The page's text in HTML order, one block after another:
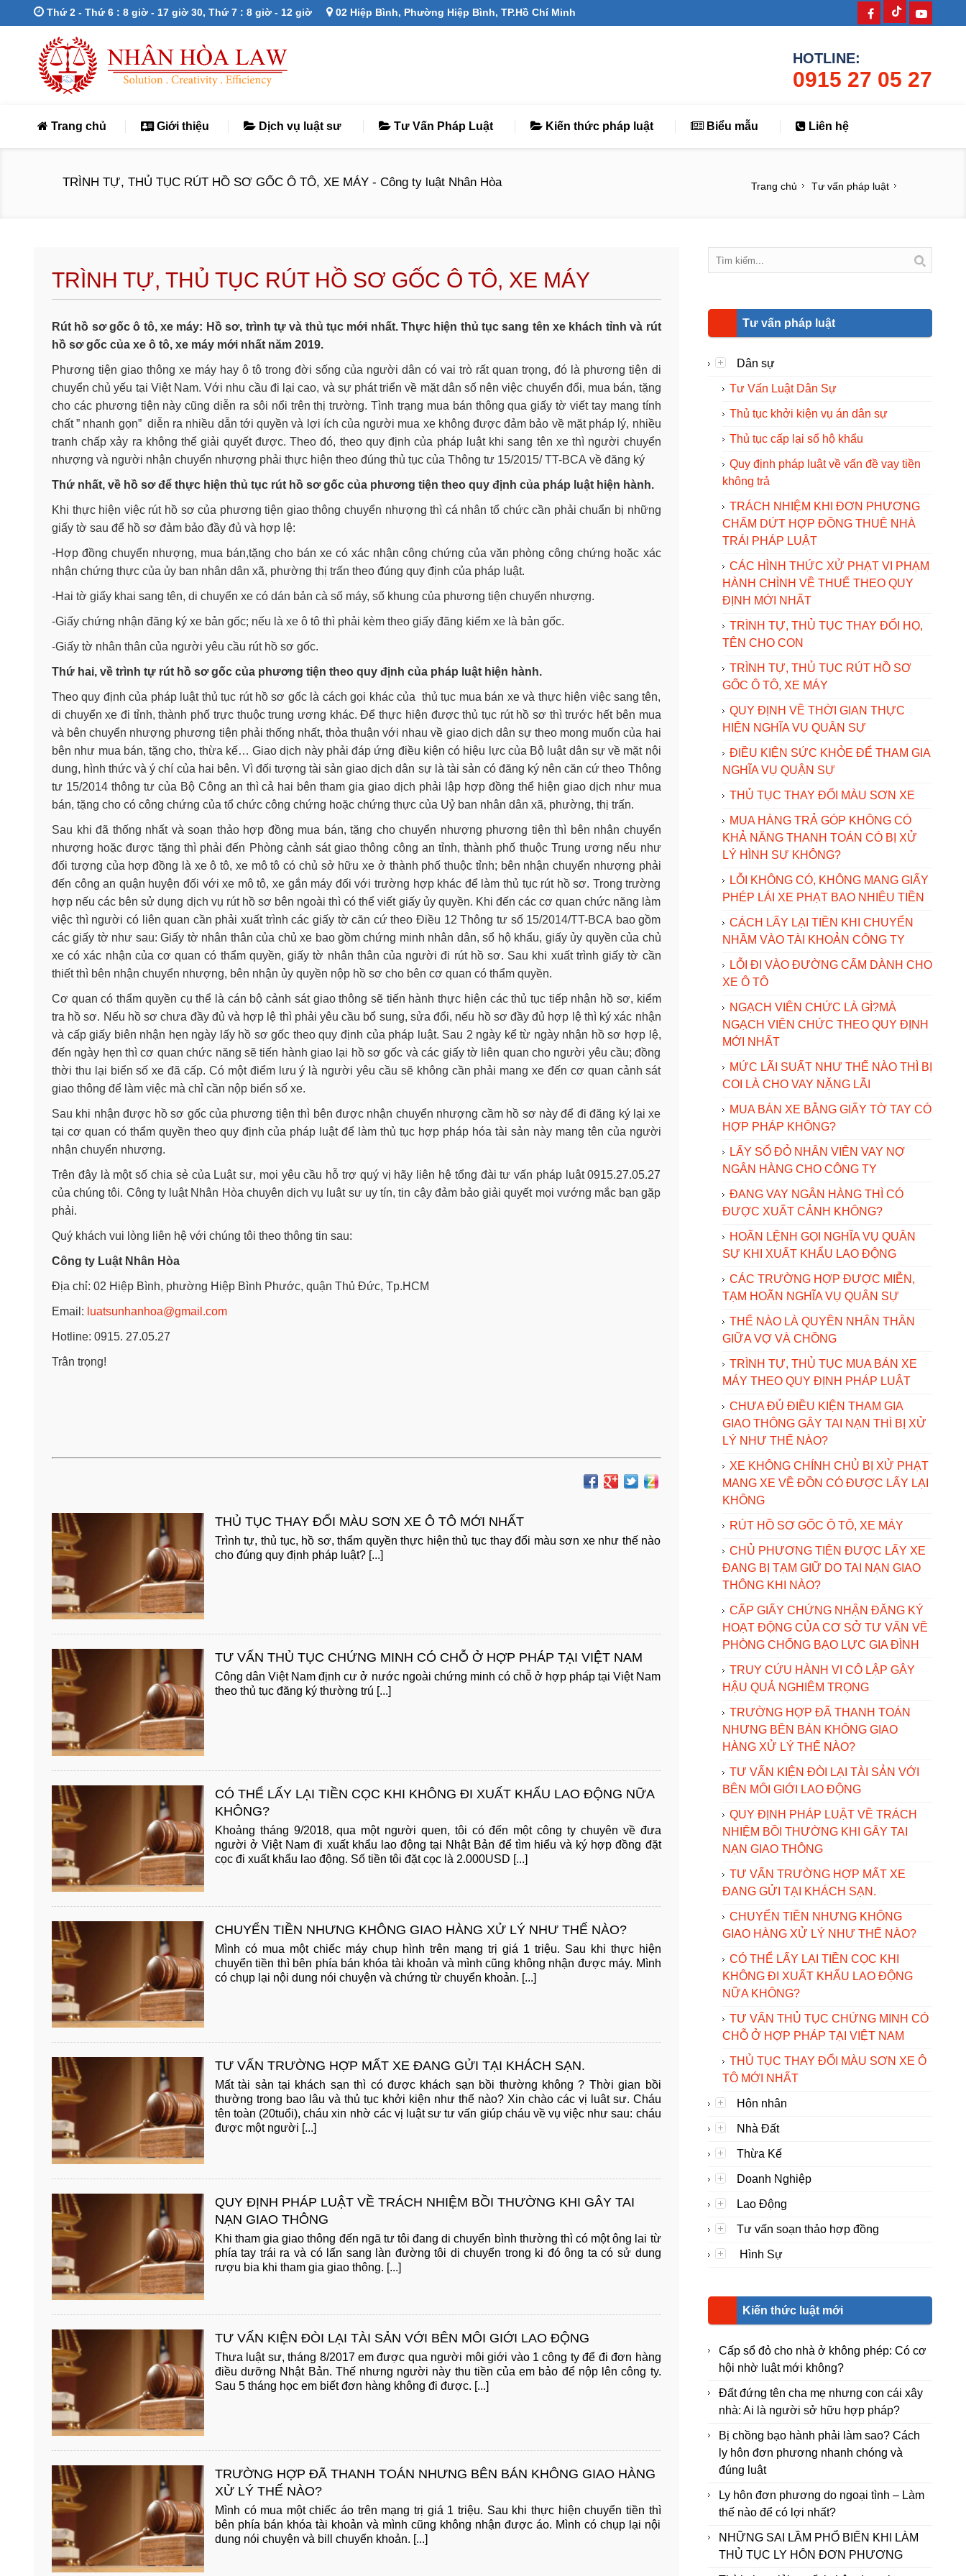
Thứ 2 - Thứ 6 : 8 giờ - 17 giờ 30, Thứ 7 : 8 giờ - 12 giờ 02 Hiệp Bình, Phường Hiệp Bình, TP.Hồ Chí Minh
HOTLINE:
0915 27 05 27
Trang chủ Giới thiệu Dịch vụ luật sư Tư Vấn Pháp Luật Kiến thức pháp luật Biểu mẫu Liên hệ
TRÌNH TỰ, THỦ TỤC RÚT HỒ SƠ GỐC Ô TÔ, XE MÁY - Công ty luật Nhân Hòa Trang chủ Tư vấn pháp luật
TRÌNH TỰ, THỦ TỤC RÚT HỒ SƠ GỐC Ô TÔ, XE MÁY
Rút hồ sơ gốc ô tô, xe máy: Hồ sơ, trình tự và thủ tục mới nhất. Thực hiện thủ tục sang tên xe khách tỉnh và rút
hồ sơ gốc của xe ô tô, xe máy mới nhất năm 2019.
Phương tiện giao thông xe máy hay ô tô trong đời sống của người dân có vai trò rất quan trọng, đó là phương tiện di
chuyển chủ yếu tại Việt Nam. Với nhu cầu đi lại cao, và sự phát triển về mặt dân số nên việc chuyển đổi, mua bán, tặng
cho các phương tiện này cũng diễn ra sôi nổi trên thị trường. Tình trạng mua bán thông qua giấy tờ viết tay mang tính
chất ” nhanh gọn” diễn ra nhiều dẫn tới quyền và lợi ích của người mua xe không được đảm bảo về mặt pháp lý, nhiều
tranh chấp xảy ra không thể giải quyết được. Theo đó, theo quy định của pháp luật khi sang tên xe thì người chuyển
nhượng và người nhận chuyển nhượng phải thực hiện theo đúng thủ tục của Thông tư 15/2015/ TT-BCA về đăng ký
Thứ nhất, về hồ sơ để thực hiện thủ tục rút hồ sơ gốc của phương tiện theo quy định của pháp luật hiện hành.
Khi thực hiện việc rút hồ sơ của phương tiện giao thông chuyển nhượng thì cá nhân tổ chức cần phải chuẩn bị những
giấy tờ sau để hồ sơ đảm bảo đầy đủ và hợp lệ:
-Hợp đồng chuyển nhượng, mua bán,tặng cho bán xe có xác nhận công chứng của văn phòng công chứng hoặc xác
nhận chứng thực của ủy ban nhân dân xã, phường thị trấn theo đúng quy định của pháp luật.
-Hai tờ giấy khai sang tên, di chuyển xe có dán bản cà số máy, số khung của phương tiện chuyển nhượng.
-Giấy chứng nhận đăng ký xe bản gốc; nếu là xe ô tô thì phải kèm theo giấy đăng kiểm xe là bản gốc.
-Giấy tờ nhân thân của người yêu cầu rút hồ sơ gốc.
Thứ hai, về trình tự rút hồ sơ gốc của phương tiện theo quy định của pháp luật hiện hành.
Theo quy định của pháp luật thủ tục rút hồ sơ gốc là cách gọi khác của thủ tục mua bán xe và thực hiện việc sang tên,
di chuyển xe đi tỉnh, thành phố trực thuộc trung ương khác. Để thực hiện được thủ tục rút hồ sơ thì trước hết bên mua
và bên chuyển nhượng phương tiện phải thống nhất, thỏa thuận với nhau về giao dịch dân sự theo mong muốn của hai
bên như mua bán, tặng cho, thừa kế… Giao dịch này phải đáp ứng điều kiện có hiệu lực của Bộ luật dân sự về mặt nội
dung, hình thức và ý chí của hai bên. Vì đối tượng tài sản giao dịch dân sự là tài sản có đăng ký nên căn cứ theo Thông
tư 15/2014 thông tư của Bộ Công an thì cả hai bên tham gia giao dịch phải lập hợp đồng thể hiện giao dịch như mua
bán, tặng cho có công chứng của tổ chức công chứng hoặc chứng thực của Uỷ ban nhân dân xã, phường, thị trấn.
Sau khi đã thống nhất và soạn thảo hợp đồng mua bán, tặng cho chuyển nhượng phương tiện thì bên nhận chuyển
nhượng hoặc được tặng thì phải đến Phòng cảnh sát giao thông công an tỉnh, thành phố thuộc Trung ương nếu như
đối tượng của hợp đồng là xe ô tô, xe mô tô có chủ sở hữu xe ở thành phố thuộc tỉnh; bên nhận chuyển nhượng phải
đến công an quận huyện đối với xe mô tô, xe gắn máy đối với trường hợp khác để làm thủ tục rút hồ sơ. Trong trường
hợp nếu các bên sử dụng dịch vụ rút hồ sơ bên ngoài thì có thể viết giấy ủy quyền. Khi đến các cơ quan chức năng làm
việc thì người có liên quan cần phải xuất trình các giấy tờ căn cứ theo Điều 12 Thông tư số 15/2014/TT-BCA bao gồm
các giấy tờ như sau: Giấy tờ nhân thân của chủ xe bao gồm chứng minh nhân dân, sổ hộ khẩu, giấy ủy quyền của chủ
xe có xác nhận của cơ quan có thẩm quyền, giấy tờ nhân thân của người đi rút hồ sơ. Sau khi xuất trình giấy tờ cần
thiết thì bên nhận chuyển nhượng, bên nhận ủy quyền nộp hồ sơ cho bên cơ quan có thẩm quyền.
Cơ quan có thẩm quyền cụ thể là cán bộ cảnh sát giao thông sẽ tiến hành thực hiện các thủ tục tiếp nhận hồ sơ, kiểm
tra hồ sơ. Nếu hồ sơ chưa đầy đủ và hợp lệ thì phải yêu cầu bổ sung, sửa đổi, nếu hồ sơ đầy đủ hợp lệ thì ký xác nhận
và cấp giấy biên nhận hẹn ngày lấy hồ sơ gốc theo quy định của pháp luật. Sau 2 ngày kể từ ngày nhận hồ sơ hợp lệ,
đến ngày hẹn thì cơ quan chức năng sẽ tiến hành giao lại hồ sơ gốc và các giấy tờ liên quan cho người yêu cầu; đồng
thời thu lại biển số xe đã cấp. Có một điểm lưu ý là người yêu cầu sẽ không cần phải mang xe đến cơ quan cảnh sát
giao thông để làm việc mà chỉ cần nộp biển số xe.
Sau khi nhận được hồ sơ gốc của phương tiện thì bên được nhận chuyển nhượng cầm hồ sơ này để đi đăng ký lại xe
tại cơ quan có thẩm quyền theo quy định của pháp luật để làm thủ tục hợp pháp hóa tài sản này mang tên của người
nhận chuyển nhượng.
Trên đây là một số chia sẻ của Luật sư, mọi yêu cầu hỗ trợ quý vị hãy liên hệ tổng đài tư vấn pháp luật 0915.27.05.27
của chúng tôi. Công ty luật Nhân Hòa chuyên dịch vụ luật sư uy tín, tin cậy đảm bảo giải quyết mọi vướng mắc bạn gặp
phải.
Quý khách vui lòng liên hệ với chúng tôi theo thông tin sau:
Công ty Luật Nhân Hòa
Địa chỉ: 02 Hiệp Bình, phường Hiệp Bình Phước, quận Thủ Đức, Tp.HCM
Email: luatsunhanhoa@gmail.com
Hotline: 0915. 27.05.27
Trân trọng!
THỦ TỤC THAY ĐỔI MÀU SƠN XE Ô TÔ MỚI NHẤT
Trình tự, thủ tục, hồ sơ, thẩm quyền thực hiện thủ tục thay đổi màu sơn xe như thế nào
cho đúng quy định pháp luật? [...]
TƯ VẤN THỦ TỤC CHỨNG MINH CÓ CHỖ Ở HỢP PHÁP TẠI VIỆT NAM
Công dân Việt Nam định cư ở nước ngoài chứng minh có chỗ ở hợp pháp tại Việt Nam
theo thủ tục đăng ký thường trú [...]
CÓ THỂ LẤY LẠI TIỀN CỌC KHI KHÔNG ĐI XUẤT KHẨU LAO ĐỘNG NỮA
KHÔNG?
Khoảng tháng 9/2018, qua một người quen, tôi có đến một công ty chuyên về đưa
người ở Việt Nam đi xuất khẩu lao động tại Nhật Bản để tìm hiểu và ký hợp đồng đặt
cọc đi xuất khẩu lao động. Số tiền tôi đặt cọc là 2.000USD [...]
CHUYỂN TIỀN NHƯNG KHÔNG GIAO HÀNG XỬ LÝ NHƯ THẾ NÀO?
Mình có mua một chiếc máy chụp hình trên mạng trị giá 1 triệu. Sau khi thực hiện
chuyển tiền thì bên phía bán khóa tài khoản và mình cũng không nhận được máy. Mình
có chụp lại nội dung nói chuyện và chứng từ chuyển khoản. [...]
TƯ VẤN TRƯỜNG HỢP MẤT XE ĐANG GỬI TẠI KHÁCH SẠN.
Mất tài sản tại khách sạn thì có được khách sạn bồi thường không ? Thời gian bồi
thường trong bao lâu và thủ tục khởi kiện như thế nào? Xin chào các vị luât sư. Cháu
tên toàn (20tuổi), cháu xin nhờ các vị luật sư tư vấn giúp cháu về vụ việc như sau: cháu
được một người [...]
QUY ĐỊNH PHÁP LUẬT VỀ TRÁCH NHIỆM BỒI THƯỜNG KHI GÂY TAI
NẠN GIAO THÔNG
Khi tham gia giao thông đến ngã tư tôi đang di chuyển bình thường thì có một ông lai từ
phía tay trái ra và có lấn sang làn đường tôi di chuyển trong ki đó ông ta có sử dung
rượu bia khi tham gia giao thông. [...]
TƯ VẤN KIỆN ĐÒI LẠI TÀI SẢN VỚI BÊN MÔI GIỚI LAO ĐỘNG
Thưa luật sư, tháng 8/2017 em được qua người môi giới vào 1 công ty để đi đơn hàng
điều dưỡng Nhật Bản. Thế nhưng người này thu tiền của em bảo để nộp lên công ty.
Sau 5 tháng học em biết đơn hàng không đi được. [...]
TRƯỜNG HỢP ĐÃ THANH TOÁN NHƯNG BÊN BÁN KHÔNG GIAO HÀNG
XỬ LÝ THẾ NÀO?
Mình có mua một chiếc áo trên mạng trị giá 1 triệu. Sau khi thực hiện chuyển tiền thì
bên phía bán khóa tài khoản và mình cũng không nhận được áo. Mình có chụp lại nội
dung nói chuyện và bill chuyển khoản. [...]
Tư vấn pháp luật
Dân sự
Tư Vấn Luật Dân Sự
Thủ tục khởi kiện vụ án dân sự
Thủ tục cấp lại sổ hộ khẩu
Quy định pháp luật về vấn đề vay tiền
không trả
TRÁCH NHIỆM KHI ĐƠN PHƯƠNG
CHẤM DỨT HỢP ĐỒNG THUÊ NHÀ
TRÁI PHÁP LUẬT
CÁC HÌNH THỨC XỬ PHẠT VI PHẠM
HÀNH CHÌNH VỀ THUẾ THEO QUY
ĐỊNH MỚI NHẤT
TRÌNH TỰ, THỦ TỤC THAY ĐỔI HỌ,
TÊN CHO CON
TRÌNH TỰ, THỦ TỤC RÚT HỒ SƠ
GỐC Ô TÔ, XE MÁY
QUY ĐỊNH VỀ THỜI GIAN THỰC
HIỆN NGHĨA VỤ QUÂN SỰ
ĐIỀU KIỆN SỨC KHỎE ĐỂ THAM GIA
NGHĨA VỤ QUẬN SỰ
THỦ TỤC THAY ĐỔI MÀU SƠN XE
MUA HÀNG TRẢ GÓP KHÔNG CÓ
KHẢ NĂNG THANH TOÁN CÓ BỊ XỬ
LÝ HÌNH SỰ KHÔNG?
LỖI KHÔNG CÓ, KHÔNG MANG GIẤY
PHÉP LÁI XE PHẠT BAO NHIÊU TIỀN
CÁCH LẤY LẠI TIỀN KHI CHUYỂN
NHẦM VÀO TÀI KHOẢN CÔNG TY
LỖI ĐI VÀO ĐƯỜNG CẤM DÀNH CHO
XE Ô TÔ
NGẠCH VIÊN CHỨC LÀ GÌ?MÀ
NGẠCH VIÊN CHỨC THEO QUY ĐỊNH
MỚI NHẤT
MỨC LÃI SUẤT NHƯ THẾ NÀO THÌ BỊ
COI LÀ CHO VAY NẶNG LÃI
MUA BÁN XE BẰNG GIẤY TỜ TAY CÓ
HỢP PHÁP KHÔNG?
LẤY SỔ ĐỎ NHÂN VIÊN VAY NỢ
NGÂN HÀNG CHO CÔNG TY
ĐANG VAY NGÂN HÀNG THÌ CÓ
ĐƯỢC XUẤT CẢNH KHÔNG?
HOÃN LỆNH GỌI NGHĨA VỤ QUÂN
SỰ KHI XUẤT KHẨU LAO ĐỘNG
CÁC TRƯỜNG HỢP ĐƯỢC MIỄN,
TẠM HOÃN NGHĨA VỤ QUÂN SỰ
THẾ NÀO LÀ QUYỀN NHÂN THÂN
GIỮA VỢ VÀ CHỒNG
TRÌNH TỰ, THỦ TỤC MUA BÁN XE
MÁY THEO QUY ĐỊNH PHÁP LUẬT
CHƯA ĐỦ ĐIỀU KIỆN THAM GIA
GIAO THÔNG GÂY TAI NẠN THÌ BỊ XỬ
LÝ NHƯ THẾ NÀO?
XE KHÔNG CHÍNH CHỦ BỊ XỬ PHẠT
MANG XE VỀ ĐỒN CÓ ĐƯỢC LẤY LẠI
KHÔNG
RÚT HỒ SƠ GỐC Ô TÔ, XE MÁY
CHỦ PHƯƠNG TIỆN ĐƯỢC LẤY XE
ĐANG BỊ TẠM GIỮ DO TAI NẠN GIAO
THÔNG KHI NÀO?
CẤP GIẤY CHỨNG NHẬN ĐĂNG KÝ
HOẠT ĐỘNG CỦA CƠ SỞ TƯ VẤN VỀ
PHÒNG CHỐNG BẠO LỰC GIA ĐÌNH
TRUY CỨU HÀNH VI CÔ LẬP GÂY
HẬU QUẢ NGHIÊM TRỌNG
TRƯỜNG HỢP ĐÃ THANH TOÁN
NHƯNG BÊN BÁN KHÔNG GIAO
HÀNG XỬ LÝ THẾ NÀO?
TƯ VẤN KIỆN ĐÒI LẠI TÀI SẢN VỚI
BÊN MÔI GIỚI LAO ĐỘNG
QUY ĐỊNH PHÁP LUẬT VỀ TRÁCH
NHIỆM BỒI THƯỜNG KHI GÂY TAI
NẠN GIAO THÔNG
TƯ VẤN TRƯỜNG HỢP MẤT XE
ĐANG GỬI TẠI KHÁCH SẠN.
CHUYỂN TIỀN NHƯNG KHÔNG
GIAO HÀNG XỬ LÝ NHƯ THẾ NÀO?
CÓ THỂ LẤY LẠI TIỀN CỌC KHI
KHÔNG ĐI XUẤT KHẨU LAO ĐỘNG
NỮA KHÔNG?
TƯ VẤN THỦ TỤC CHỨNG MINH CÓ
CHỖ Ở HỢP PHÁP TẠI VIỆT NAM
THỦ TỤC THAY ĐỔI MÀU SƠN XE Ô
TÔ MỚI NHẤT
Hôn nhân
Nhà Đất
Thừa Kế
Doanh Nghiệp
Lao Động
Tư vấn soạn thảo hợp đồng
Hình Sự
Kiến thức luật mới
Cấp sổ đỏ cho nhà ở không phép: Có cơ
hội nhờ luật mới không?
Đất đứng tên cha mẹ nhưng con cái xây
nhà: Ai là người sở hữu hợp pháp?
Bị chồng bạo hành phải làm sao? Cách
ly hôn đơn phương nhanh chóng và
đúng luật
Ly hôn đơn phương do ngoại tình – Làm
thế nào để có lợi nhất?
NHỮNG SAI LẦM PHỔ BIẾN KHI LÀM
THỦ TỤC LY HÔN ĐƠN PHƯƠNG